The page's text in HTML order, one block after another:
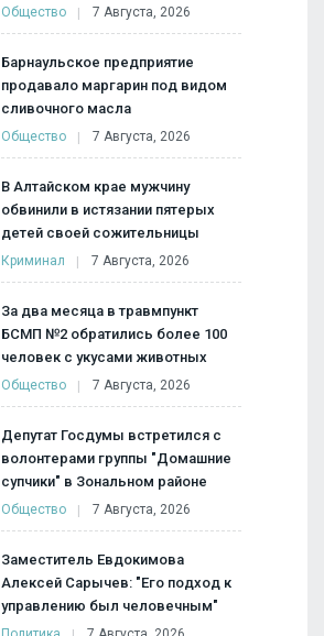
Общество 7 Августа, 2026
Барнаульское предприятие
продавало маргарин под видом
сливочного масла
Общество 7 Августа, 2026
В Алтайском крае мужчину
обвинили в истязании пятерых
детей своей сожительницы
Криминал 7 Августа, 2026
За два месяца в травмпункт
БСМП №2 обратились более 100
человек с укусами животных
Общество 7 Августа, 2026
Депутат Госдумы встретился с
волонтерами группы "Домашние
супчики" в Зональном районе
Общество 7 Августа, 2026
Заместитель Евдокимова
Алексей Сарычев: "Его подход к
управлению был человечным"